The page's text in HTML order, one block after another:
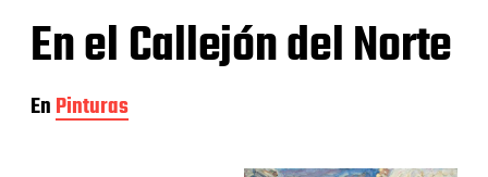
En el Callejón del Norte
EnPinturas